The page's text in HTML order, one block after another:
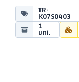
TR-
K07S0403
1
uni.